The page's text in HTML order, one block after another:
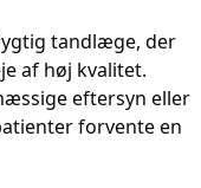
tandlæge, der
af høj kvalitet.
eftersyn eller
forvente en